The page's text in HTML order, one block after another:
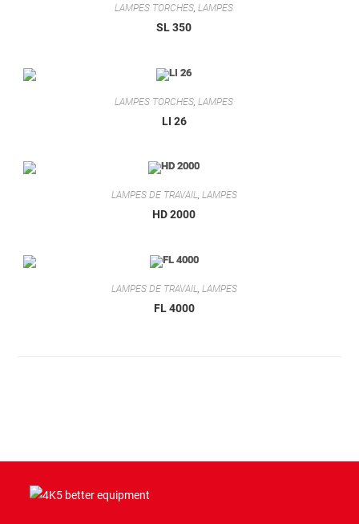
LAMPES TORCHES,LAMPES
SL 350
LAMPES TORCHES ,LAMPES
LI 26
LAMPES DE TRAVAIL, LAMPES
HD 2000
LAMPES DE TRAVAIL LAMPES
FL 4000